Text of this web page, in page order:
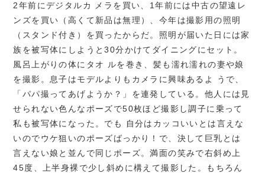
2年前にデジタルカ メラを買い、1年前には中古の望遠レ
ンズを買い（高くて新品は無理）、今年は撮影用の照明
（スタンド付き）を買ったからだ。照明が届いた日には家
族を被写体にしようと30分かけてダイニングにセット。
風呂上がりの体にタオ ルを巻き、髪も濡れ濡れの妻や娘
を撮影。息子はモデルよりもカメラに興味あるよ うで、
「パパ撮ってあげようか？」を連発している。他人には見
せられない色んなポーズで50枚ほど撮影し調子に乗って
私も被写体になった。でも 自分はカッコいいとは言えな
いのでウケ狙いのポーズばっかり！で、決して巨乳とは
言えない娘と並んで同じポーズ。満面の笑みで右斜め上
45度、上半身裸で少し斜めに構えて撮影した。もちろん